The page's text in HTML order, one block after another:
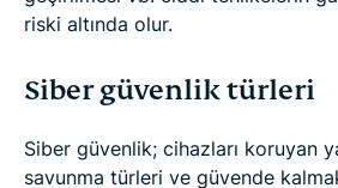
riski altında olur.
Siber güvenlik türleri
Siber güvenlik; cihazları koruyan
savunma türleri ve güvende